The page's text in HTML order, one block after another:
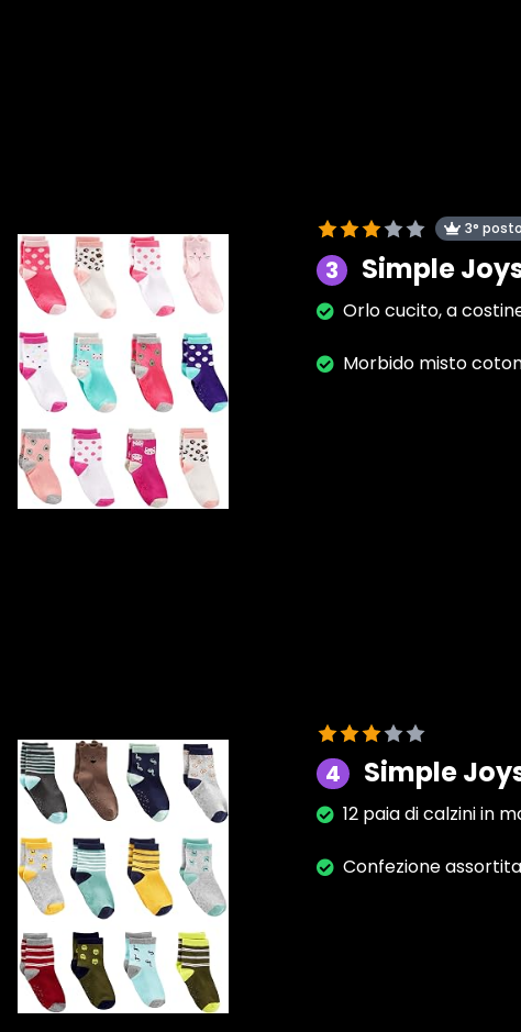
3° posto
3 Simple
Orlo cucito, a
Morbido misto
4 Simple
12 paia di calzini in
Confezione